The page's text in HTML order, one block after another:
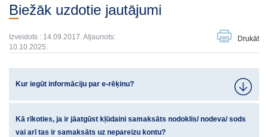
Biežāk uzdotie jautājumi
Izveidots : 14.09.2017. Atjaunots:
10.10.2025.
Drukāt
Kur iegūt informāciju par e-rēķinu?
Kā rīkoties, ja ir jāatgūst kļūdaini samaksāts nodoklis/ nodeva/ sods
vai arī tas ir samaksāts uz nepareizu kontu?